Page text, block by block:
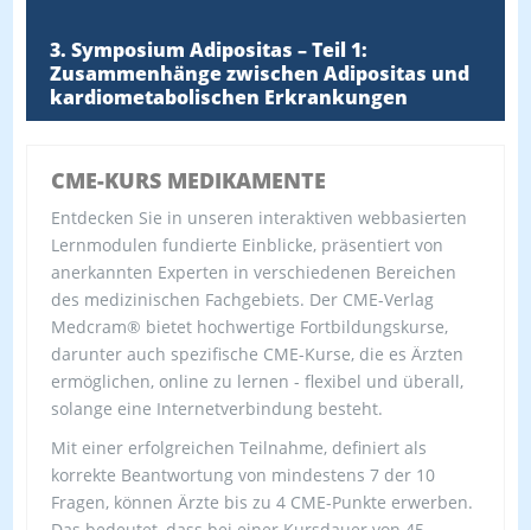
3. Symposium Adipositas – Teil 1:
Zusammenhänge zwischen Adipositas und
kardiometabolischen Erkrankungen
CME-KURS MEDIKAMENTE
Entdecken Sie in unseren interaktiven webbasierten
Lernmodulen fundierte Einblicke, präsentiert von
anerkannten Experten in verschiedenen Bereichen
des medizinischen Fachgebiets. Der CME-Verlag
Medcram® bietet hochwertige Fortbildungskurse,
darunter auch spezifische CME-Kurse, die es Ärzten
ermöglichen, online zu lernen - flexibel und überall,
solange eine Internetverbindung besteht.
Mit einer erfolgreichen Teilnahme, definiert als
korrekte Beantwortung von mindestens 7 der 10
Fragen, können Ärzte bis zu 4 CME-Punkte erwerben.